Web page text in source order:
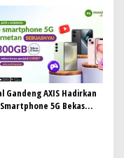
Gandeng AXIS Hadirkan
5G Bekas